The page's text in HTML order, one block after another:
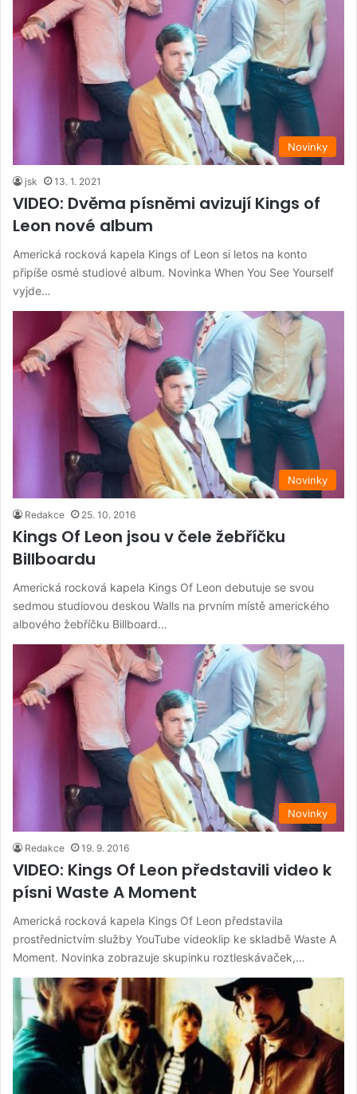
Novinky
jsk 13. 1. 2021
VIDEO: Dvěma písněmi avizují Kings of
Leon nové album
Americká rocková kapela Kings of Leon si letos na konto
připíše osmé studiové album. Novinka When You See Yourself
vyjde…
Novinky
Redakce 25. 10. 2016
Kings Of Leon jsou v čele žebříčku
Billboardu
Americká rocková kapela Kings Of Leon debutuje se svou
sedmou studiovou deskou Walls na prvním místě amerického
albového žebříčku Billboard…
Novinky
Redakce 19. 9. 2016
VIDEO: Kings Of Leon představili video k
písni Waste A Moment
Americká rocková kapela Kings Of Leon představila
prostřednictvím služby YouTube videoklip ke skladbě Waste A
Moment. Novinka zobrazuje skupinku roztleskávaček,…